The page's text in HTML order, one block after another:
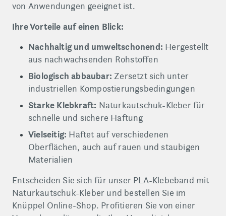
von Anwendungen geeignet ist.
Ihre Vorteile auf einen Blick:
Nachhaltig und umweltschonend: Hergestellt
aus nachwachsenden Rohstoffen
Biologisch abbaubar: Zersetzt sich unter
industriellen Kompostierungsbedingungen
Starke Klebkraft: Naturkautschuk-Kleber für
schnelle und sichere Haftung
Vielseitig: Haftet auf verschiedenen
Oberflächen, auch auf rauen und staubigen
Materialien
Entscheiden Sie sich für unser PLA-Klebeband mit
Naturkautschuk-Kleber und bestellen Sie im
Knüppel Online-Shop. Profitieren Sie von einer